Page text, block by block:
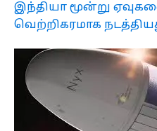
இந்தியா மூன்று
வெற்றிகரமாக